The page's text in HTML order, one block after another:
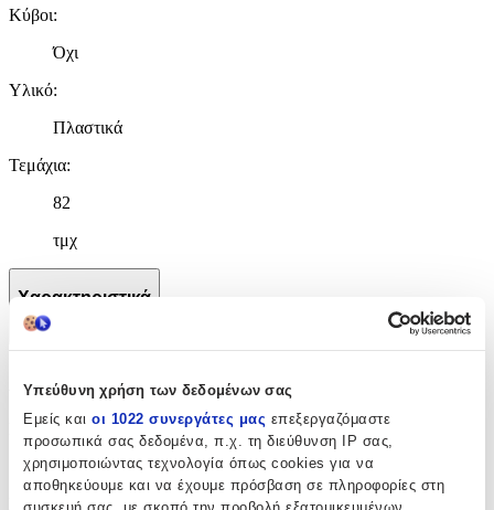
Υπεύθυνη χρήση των δεδομένων σας
Εμείς και οι 1022 συνεργάτες μας επεξεργαζόμαστε
προσωπικά σας δεδομένα, π.χ. τη διεύθυνση IP σας,
χρησιμοποιώντας τεχνολογία όπως cookies για να
αποθηκεύουμε και να έχουμε πρόσβαση σε πληροφορίες στη
Κύβοι:
Όχι
Υλικό:
Πλαστικά
Τεμάχια:
82
τμχ
Χαρακτηριστικά
Χαρακτηριστικά
Κατασκευαστής:
Sluban
Ηλικία: